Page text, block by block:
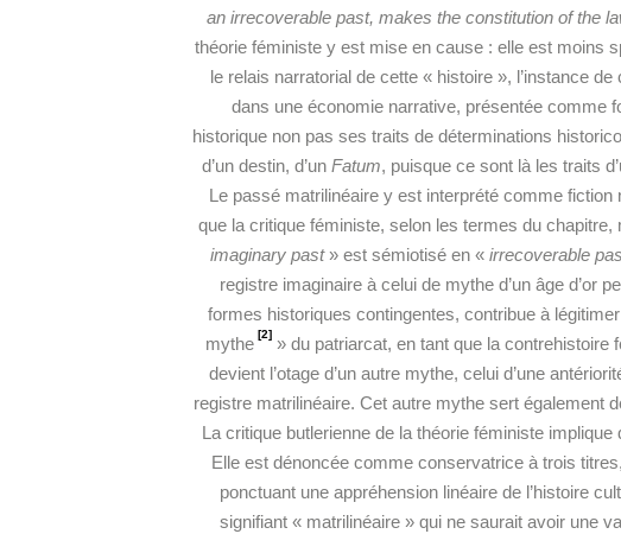
an irrecoverable past, makes the constitution of the
théorie féministe y est mise en cause : elle est moins
le relais narratorial de cette « histoire », l’instance
dans une économie narrative, présentée comme
historique non pas ses traits de déterminations
d’un destin, d’un Fatum, puisque ce sont là les traits
Le passé matrilinéaire y est interprété comme fiction
que la critique féministe, selon les termes du chapitre,
imaginary past» est sémiotisé en « irrecoverable
registre imaginaire à celui de mythe d’un âge d’or
formes historiques contingentes, contribue à
mythe [2] » du patriarcat, en tant que la contrehistoire
devient l’otage d’un autre mythe, celui d’une
registre matrilinéaire. Cet autre mythe sert également
La critique butlerienne de la théorie féministe
Elle est dénoncée comme conservatrice à trois
ponctuant une appréhension linéaire de l’histoire
signifiant « matrilinéaire » qui ne saurait avoir une